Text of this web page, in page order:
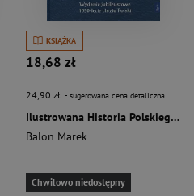
KSIĄŻKA
18,68 zł
24,90 zł - sugerowana cena detaliczna
Ilustrowana Historia Polskiego Kościoła .Wydanie jubileuszowe. 1050-lecie chrztu Polski
Balon Marek
Chwilowo niedostępny